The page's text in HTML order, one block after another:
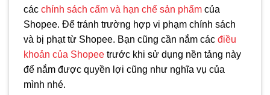
các chính sách cấm và hạn chế sản phẩm của
Shopee. Để tránh trường hợp vi phạm chính sách
và bị phạt từ Shopee. Bạn cũng cần nắm các điều
khoản của Shopee trước khi sử dụng nền tảng này
để nắm được quyền lợi cũng như nghĩa vụ của
mình nhé.